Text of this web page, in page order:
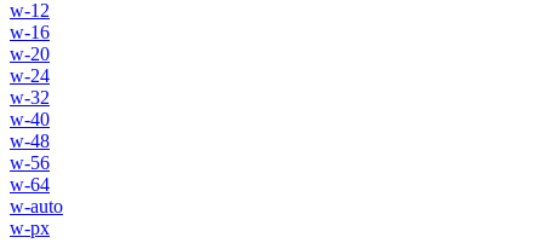
w-12
w-16
w-20
w-24
w-32
w-40
w-48
w-56
w-64
w-auto
w-px